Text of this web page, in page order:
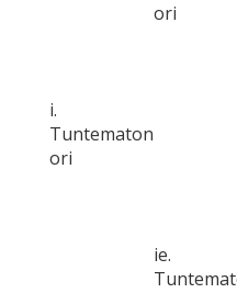
i.
Tuntematon
ori
ori
ie.